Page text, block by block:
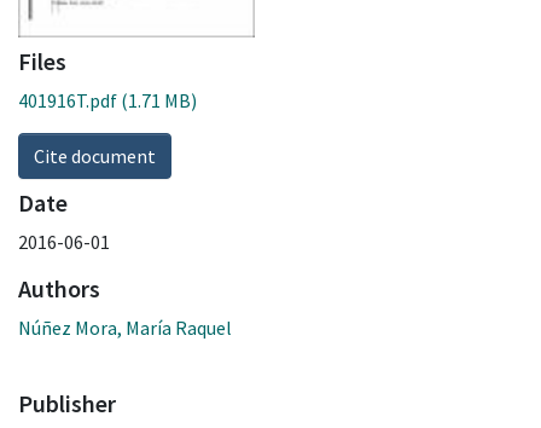
Files
401916T.pdf (1.71 MB)
Cite document
Date
2016-06-01
Authors
Núñez Mora, María Raquel
Publisher